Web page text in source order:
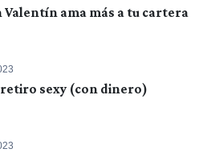
Valentín ama más a tu cartera
sexy (con dinero)